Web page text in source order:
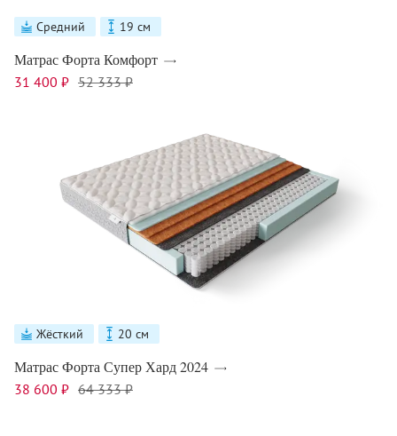
Средний 19 см
Матрас Форта Комфорт
31 400 ₽ 52 333 ₽
Жёсткий 20 см
Матрас Форта Супер Хард 2024
38 600 ₽ 64 333 ₽